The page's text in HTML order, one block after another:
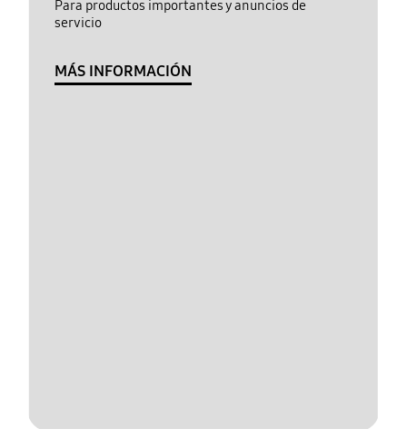
Para productos importantes y anuncios de
servicio
MÁS INFORMACIÓN